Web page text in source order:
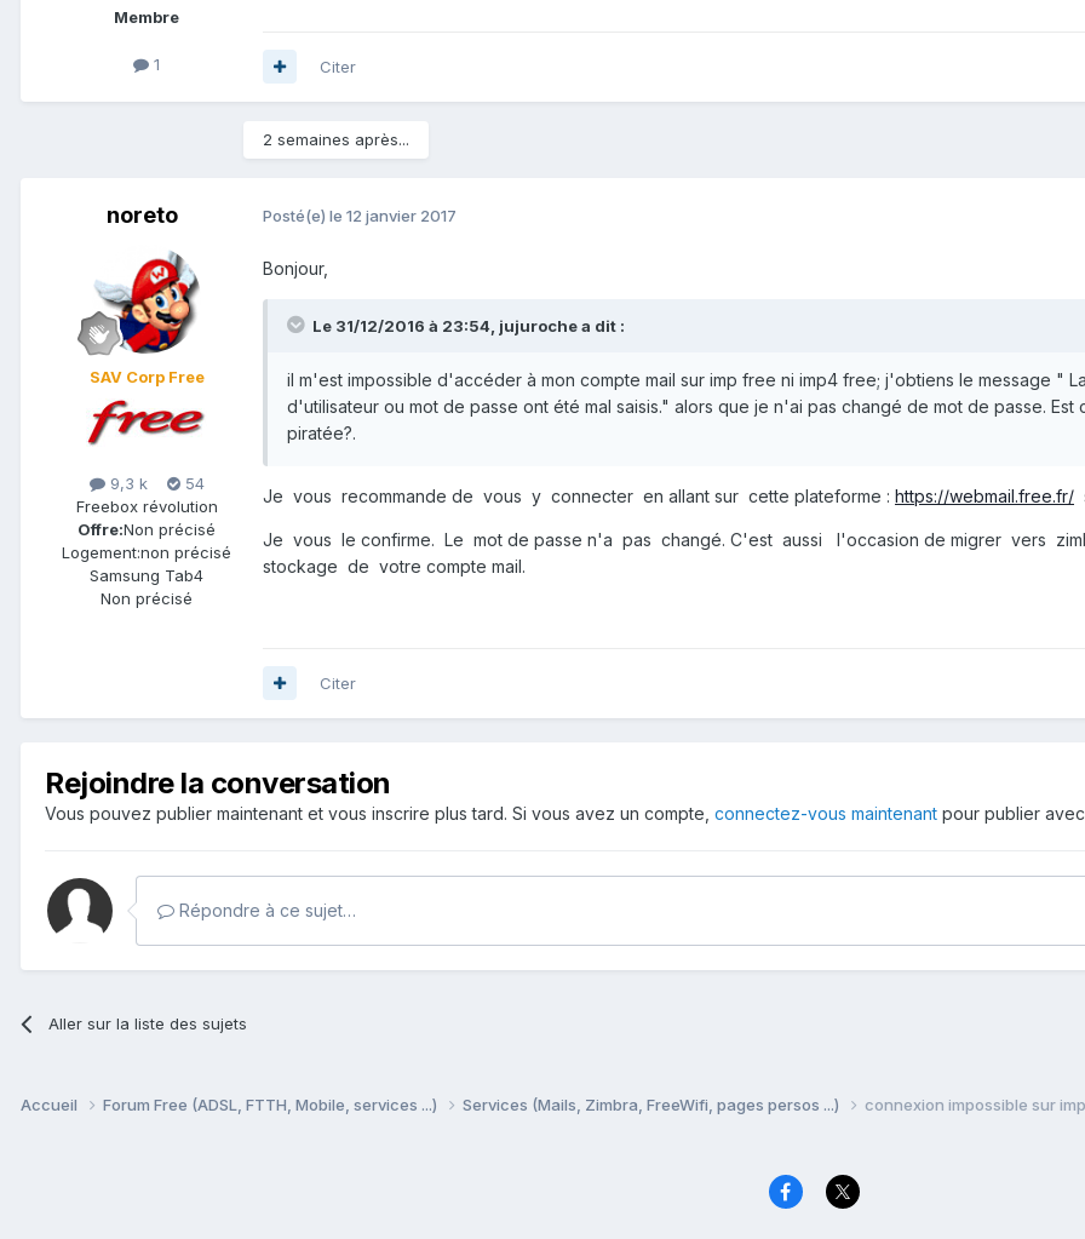
Membre
1 Citer
2 semaines après...
noreto
SAV Corp Free
9,3 k
54
Freebox révolution
Offre:Non précisé
Logement:non précisé
Samsung Tab4
Non précisé
Posté(e) le 12 janvier 2017
Bonjour,
Le 31/12/2016 à 23:54, jujurochea dit :
il m'est impossible d'accéder à mon compte mail sur imp free ni imp4 free; j'obtiens le message "
d'utilisateur ou mot de passe ont été mal saisis." alors que je n'ai pas changé de mot de passe.
piratée?.
Je vous recommande de vous y connecter en allant sur cette plateforme : https://webmail.free.fr/
Je vous le confirme. Le mot de passe n'a pas changé. C'est aussi l'occasion de migrer vers
stockage de votre compte mail.
Citer
Rejoindre la conversation
Vous pouvez publier maintenant et vous inscrire plus tard. Si vous avez un compte, connectez-vous maintenant pour publier
Répondre à ce sujet…
Aller sur la liste des sujets
Accueil Forum Free (ADSL, FTTH, Mobile, services ...) Services (Mails, Zimbra, FreeWifi, pages persos ...) connexion impossible sur